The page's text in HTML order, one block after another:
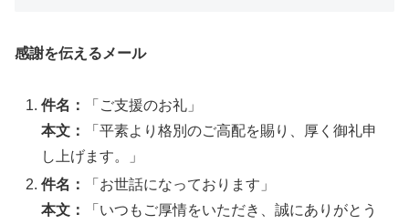
感謝を伝えるメール
件名：
「ご支援のお礼」
本文：
「平素より格別のご高配を賜り、厚く御礼申
し上げます。」
件名：
「お世話になっております」
本文：
「いつもご厚情をいただき、誠にありがとう